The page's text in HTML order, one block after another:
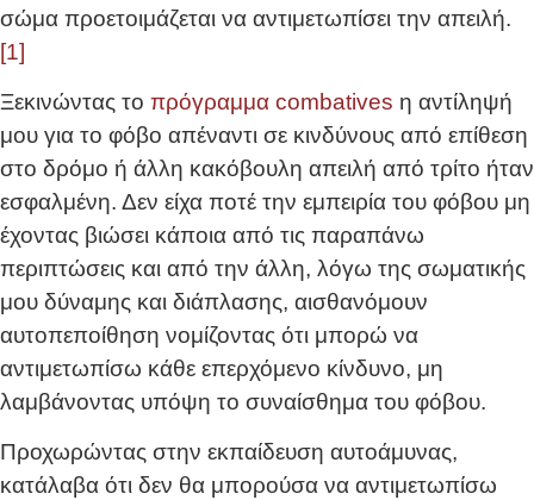
σώμα προετοιμάζεται να αντιμετωπίσει την απειλή.
[1]
Ξεκινώντας το πρόγραμμα combatives η αντίληψή
μου για το φόβο απέναντι σε κινδύνους από επίθεση
στο δρόμο ή άλλη κακόβουλη απειλή από τρίτο ήταν
εσφαλμένη. Δεν είχα ποτέ την εμπειρία του φόβου μη
έχοντας βιώσει κάποια από τις παραπάνω
περιπτώσεις και από την άλλη, λόγω της σωματικής
μου δύναμης και διάπλασης, αισθανόμουν
αυτοπεποίθηση νομίζοντας ότι μπορώ να
αντιμετωπίσω κάθε επερχόμενο κίνδυνο, μη
λαμβάνοντας υπόψη το συναίσθημα του φόβου.
Προχωρώντας στην εκπαίδευση αυτοάμυνας,
κατάλαβα ότι δεν θα μπορούσα να αντιμετωπίσω